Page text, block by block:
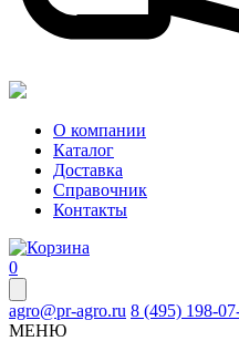
О компании
Каталог
Доставка
Справочник
Контакты
0
agro@pr-agro.ru 8 (495) 198-
МЕНЮ